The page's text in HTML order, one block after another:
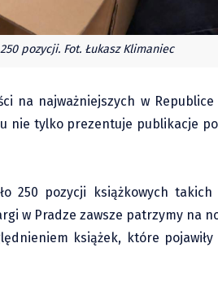
pozycji. Fot. Łukasz Klimaniec
na najważniejszych w
nie tylko prezentuje publikacje
250 pozycji książkowych
w Pradze zawsze patrzymy na
książek, które